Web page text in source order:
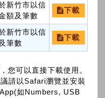
新竹市以信
額及筆數
下載
新竹市以信
筆數
下載
您可以直接下載使用。
請以Safari瀏覽並安裝
如Numbers, USB